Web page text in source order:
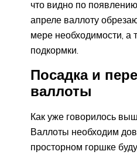
что видно по
апреле валлоту
мере необходимости, а
подкормки.
Посадка и
валлоты
Как уже говорилось
Валлоты необходим
просторном горшке